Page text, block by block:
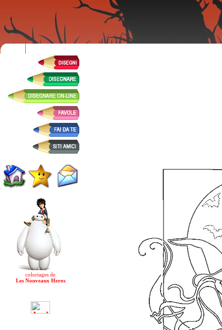
coloriages de
Les Nouveaux Heros